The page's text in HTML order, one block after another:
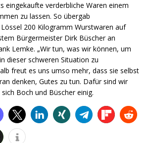
eingekaufte verderbliche Waren einem
zu lassen. So übergab
200 Kilogramm Wurstwaren auf
Bürgermeister Dirk Büscher an
Lemke. „Wir tun, was wir können, um
dieser schweren Situation zu
freut es uns umso mehr, dass sie selbst
denken, Gutes zu tun. Dafür sind wir
Boch und Büscher einig.